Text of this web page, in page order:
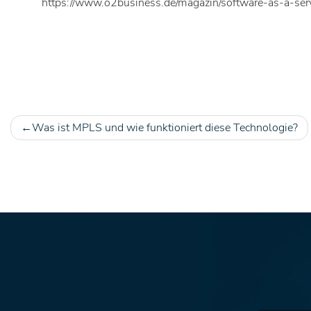
Beitragsnavigation
Was ist MPLS und wie funktioniert diese Technologie?